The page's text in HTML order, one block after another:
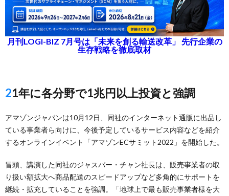
月刊LOGI-BIZ 7月号は「未来を創る輸送改革」 先行企業の
生存戦略を徹底取材
21年に各分野で1兆円以上投資と強調
アマゾンジャパンは10月12日、同社のインターネット通販に出品し
ている事業者ら向けに、今後予定しているサービス内容などを紹介
するオンラインイベント「アマゾンECサミット2022」を開始した。
冒頭、講演した同社のジャスパー・チャン社長は、販売事業者の取
り扱い額拡大へ商品配送のスピードアップなど多角的にサポートを
継続・拡充していることを強調。「地球上で最も販売事業者様を大